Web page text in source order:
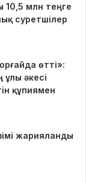
млн теңге
суретшілер
өтті»:
ұлы әкесі
құпиямен
жарияланды